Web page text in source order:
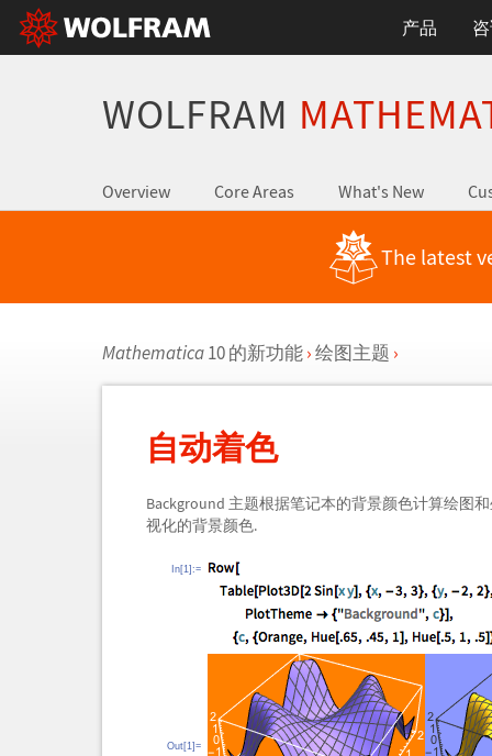
产品
WOLFRAM
Overview Core Areas What's New
The latest
Mathematica10 的新功能 ›绘图主题 ›
自动着色
Background 主题根据笔记本的背景颜色计算绘图
视化的背景颜色.
In[1]:=
Out[1]=